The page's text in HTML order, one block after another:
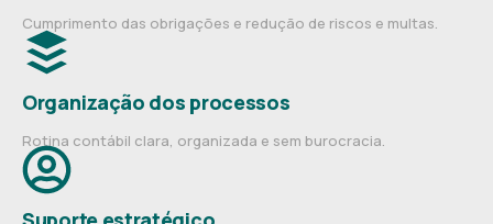
Cumprimento das obrigações e redução de riscos e multas.
Organização dos processos
Rotina contábil clara, organizada e sem burocracia.